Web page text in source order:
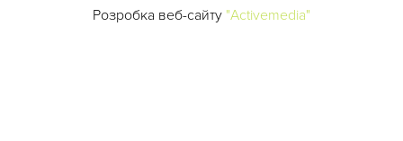
Розробка веб-сайту "Activemedia"